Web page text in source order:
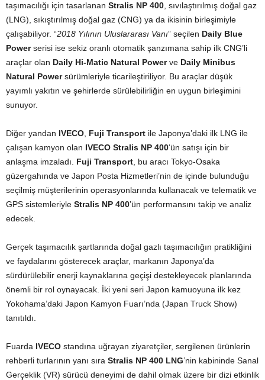
taşımacılığı için tasarlanan Stralis NP 400 , sıvılaştırılmış doğal gaz
(LNG), sıkıştırılmış doğal gaz (CNG) ya da ikisinin birleşimiyle
çalışabiliyor. “2018 Yılının Uluslararası Vanı” seçilen Daily Blue
Powerserisi ise sekiz oranlı otomatik şanzımana sahip ilk CNG’li
araçlar olan Daily Hi-Matic Natural Powerve Daily Minibus
Natural Powersürümleriyle ticarileştiriliyor. Bu araçlar düşük
yayımlı yakıtın ve şehirlerde sürülebilirliğin en uygun birleşimini
sunuyor.
Diğer yandan IVECO Fuji Transport ile Japonya’daki ilk LNG ile
çalışan kamyon olan IVECO Stralis NP 400‘ün satışı için bir
anlaşma imzaladı. Fuji Transport , bu aracı Tokyo-Osaka
güzergahında ve Japon Posta Hizmetleri’nin de içinde bulunduğu
seçilmiş müşterilerinin operasyonlarında kullanacak ve telematik ve
GPS sistemleriyle Stralis NP 400’ün performansını takip ve analiz
edecek.
Gerçek taşımacılık şartlarında doğal gazlı taşımacılığın pratikliğini
ve faydalarını gösterecek araçlar, markanın Japonya’da
sürdürülebilir enerji kaynaklarına geçişi destekleyecek planlarında
önemli bir rol oynayacak. İki yeni seri Japon kamuoyuna ilk kez
Yokohama’daki Japon Kamyon Fuarı’nda (Japan Truck Show)
tanıtıldı.
Fuarda IVECO standına uğrayan ziyaretçiler, sergilenen ürünlerin
rehberli turlarının yanı sıra Stralis NP 400 LNG’nin kabininde Sanal
Gerçeklik (VR) sürücü deneyimi de dahil olmak üzere bir dizi etkinlik